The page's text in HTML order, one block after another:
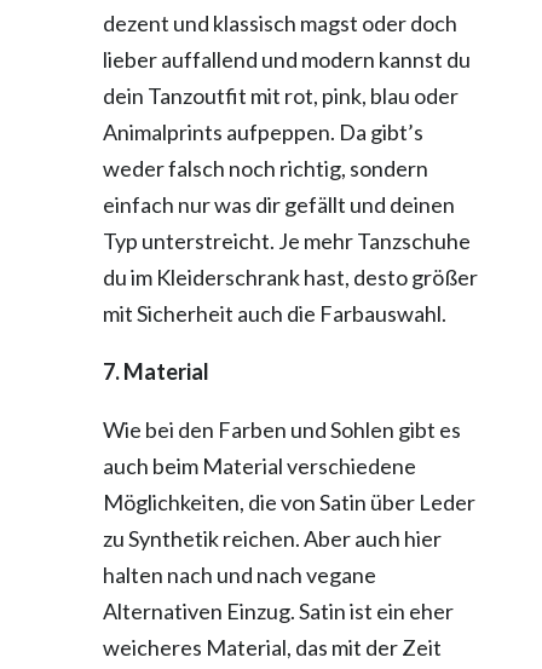
dezent und klassisch magst oder doch
lieber auffallend und modern kannst du
dein Tanzoutfit mit rot, pink, blau oder
Animalprints aufpeppen. Da gibt’s
weder falsch noch richtig, sondern
einfach nur was dir gefällt und deinen
Typ unterstreicht. Je mehr Tanzschuhe
du im Kleiderschrank hast, desto größer
mit Sicherheit auch die Farbauswahl.
7. Material
Wie bei den Farben und Sohlen gibt es
auch beim Material verschiedene
Möglichkeiten, die von Satin über Leder
zu Synthetik reichen. Aber auch hier
halten nach und nach vegane
Alternativen Einzug. Satin ist ein eher
weicheres Material, das mit der Zeit